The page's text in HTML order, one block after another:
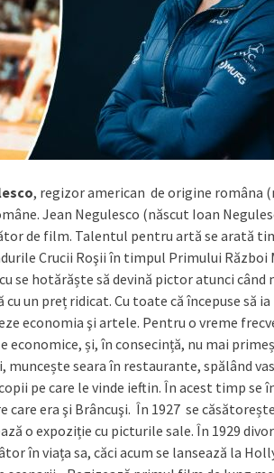
, regizor american de origine româna
Jean Negulesco (născut Ioan
de film. Talentul pentru artă se arată
Crucii Roşii în timpul Primului
se hotărăște să devină pictor atunci când
un preț ridicat. Cu toate că începuse să
economia şi artele. Pentru o vreme
și, în consecință, nu mai
seara în restaurante, spălând
pe care le vinde ieftin. În acest timp se
era şi Brâncuşi. În 1927 se
o expoziție cu picturile sale. În 1929
în viața sa, căci acum se lansează la